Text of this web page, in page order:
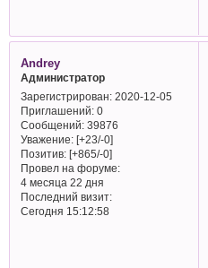
Andrey
Администратор
Зарегистрирован: 2020-12-05
Приглашений:0
Сообщений:39876
Уважение: [+23/-0]
Позитив: [+865/-0]
Провел на форуме:
4 месяца 22 дня
Последний визит:
Сегодня 15:12:58